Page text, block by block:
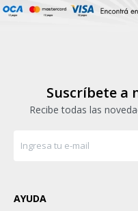
Suscríbete a
Recibe todas las
AYUDA